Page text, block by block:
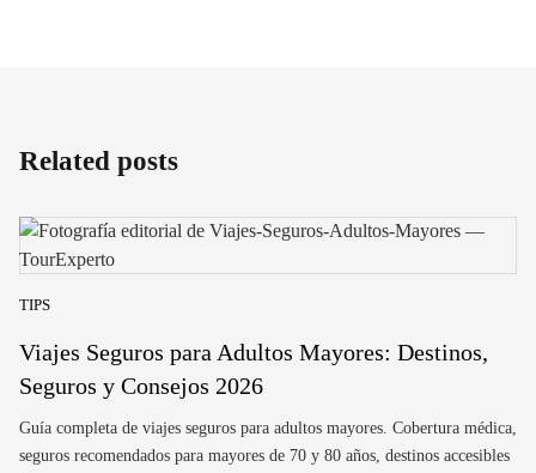
Related posts
TIPS
Viajes Seguros para Adultos Mayores: Destinos,
Seguros y Consejos 2026
Guía completa de viajes seguros para adultos mayores. Cobertura médica,
seguros recomendados para mayores de 70 y 80 años, destinos accesibles